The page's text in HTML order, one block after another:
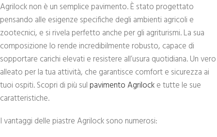
Agrilock non è un semplice pavimento. È stato progettato
pensando alle esigenze specifiche degli ambienti agricoli e
zootecnici, e si rivela perfetto anche per gli agriturismi. La sua
composizione lo rende incredibilmente robusto, capace di
sopportare carichi elevati e resistere all’usura quotidiana. Un vero
alleato per la tua attività, che garantisce comfort e sicurezza ai
tuoi ospiti. Scopri di più sulpavimento Agrilocke tutte le sue
caratteristiche.
I vantaggi delle piastre Agrilock sono numerosi: